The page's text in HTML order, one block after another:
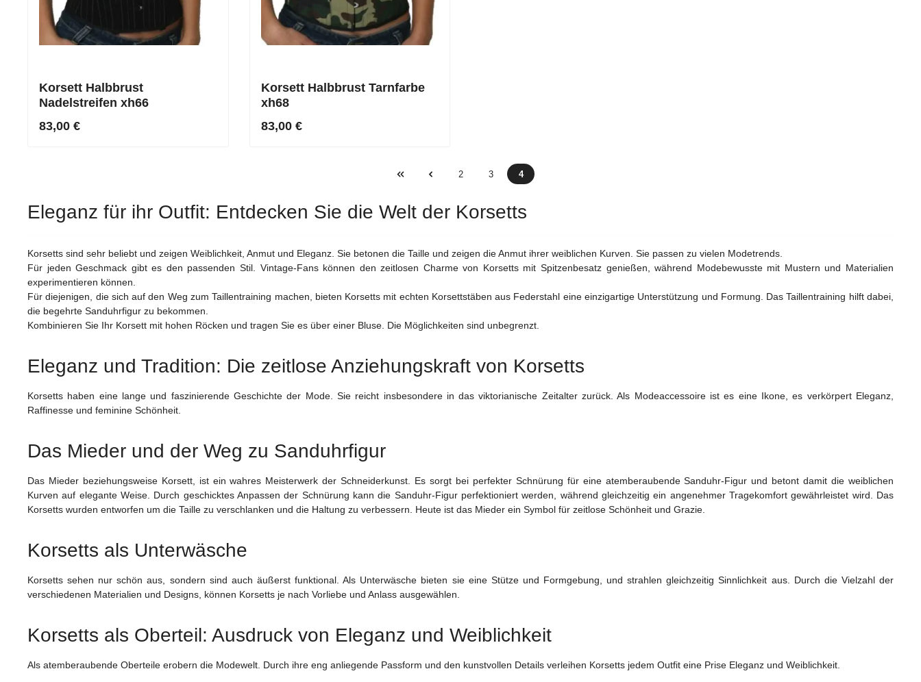
Korsett Halbbrust
Nadelstreifen xh66
83,00 €
Korsett Halbbrust Tarnfarbe
xh68
83,00 €
Seite
2 Seite
3 Seite
4
Eleganz für ihr Outfit: Entdecken Sie die Welt der Korsetts
Korsetts sind sehr beliebt und zeigen Weiblichkeit, Anmut und Eleganz. Sie betonen die Taille und zeigen die Anmut ihrer weiblichen Kurven. Sie passen zu vielen Modetrends.
Für jeden Geschmack gibt es den passenden Stil. Vintage-Fans können den zeitlosen Charme von Korsetts mit Spitzenbesatz genießen, während Modebewusste mit Mustern und Materialien
experimentieren können.
Für diejenigen, die sich auf den Weg zum Taillentraining machen, bieten Korsetts mit echten Korsettstäben aus Federstahl eine einzigartige Unterstützung und Formung. Das Taillentraining hilft dabei,
die begehrte Sanduhrfigur zu bekommen.
Kombinieren Sie Ihr Korsett mit hohen Röcken und tragen Sie es über einer Bluse. Die Möglichkeiten sind unbegrenzt.
Eleganz und Tradition: Die zeitlose Anziehungskraft von Korsetts
Korsetts haben eine lange und faszinierende Geschichte der Mode. Sie reicht insbesondere in das viktorianische Zeitalter zurück. Als Modeaccessoire ist es eine Ikone, es verkörpert Eleganz,
Raffinesse und feminine Schönheit.
Das Mieder und der Weg zu Sanduhrfigur
Das Mieder beziehungsweise Korsett, ist ein wahres Meisterwerk der Schneiderkunst. Es sorgt bei perfekter Schnürung für eine atemberaubende Sanduhr-Figur und betont damit die weiblichen
Kurven auf elegante Weise. Durch geschicktes Anpassen der Schnürung kann die Sanduhr-Figur perfektioniert werden, während gleichzeitig ein angenehmer Tragekomfort gewährleistet wird. Das
Korsetts wurden entworfen um die Taille zu verschlanken und die Haltung zu verbessern. Heute ist das Mieder ein Symbol für zeitlose Schönheit und Grazie.
Korsetts als Unterwäsche
Korsetts sehen nur schön aus, sondern sind auch äußerst funktional. Als Unterwäsche bieten sie eine Stütze und Formgebung, und strahlen gleichzeitig Sinnlichkeit aus. Durch die Vielzahl der
verschiedenen Materialien und Designs, können Korsetts je nach Vorliebe und Anlass ausgewählen.
Korsetts als Oberteil: Ausdruck von Eleganz und Weiblichkeit
Als atemberaubende Oberteile erobern die Modewelt. Durch ihre eng anliegende Passform und den kunstvollen Details verleihen Korsetts jedem Outfit eine Prise Eleganz und Weiblichkeit.